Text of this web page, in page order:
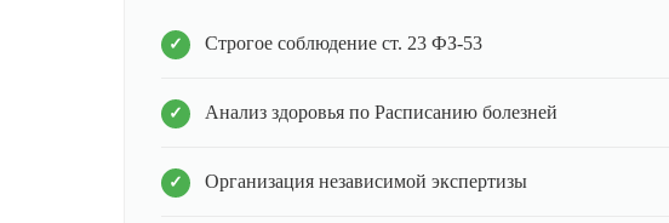
Строгое соблюдение ст. 23 ФЗ-53
Анализ здоровья по Расписанию болезней
Организация независимой экспертизы